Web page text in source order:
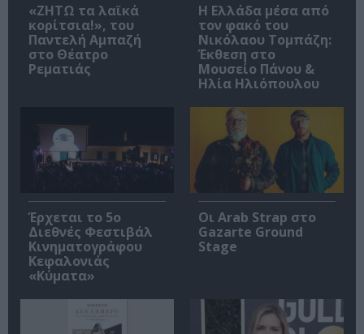
«ΖΗΤΩ τα λαϊκά
κορίτσια!», του
Παντελή Αμπαζή
στο Θέατρο
Ρεματιάς
Η Ελλάδα μέσα από
τον φακό του
Νικόλαου Τομπάζη:
Έκθεση στο
Μουσείο Πάνου &
Ηλία Ηλιόπουλου
Έρχεται το 5ο
Διεθνές Φεστιβάλ
Κινηματογράφου
Κεφαλονιάς
«Κύματα»
Οι Arab Strap στο
Gazarte Ground
Stage